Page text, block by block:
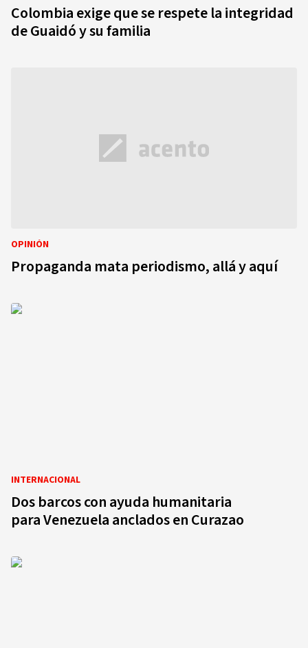
Colombia exige que se respete la integridad
de Guaidó y su familia
OPINIÓN
Propaganda mata periodismo, allá y aquí
INTERNACIONAL
Dos barcos con ayuda humanitaria
para Venezuela anclados en Curazao